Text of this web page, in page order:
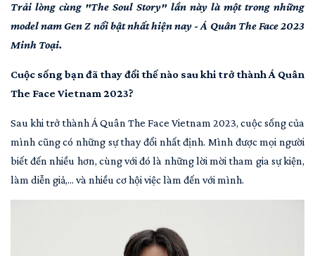
Trải lòng cùng "The Soul Story" lần này là một trong những
model nam Gen Z nổi bật nhất hiện nay - Á Quân The Face 2023
Minh Toại.
Cuộc sống bạn đã thay đổi thế nào sau khi trở thành Á Quân
The Face Vietnam 2023?
Sau khi trở thành Á Quân The Face Vietnam 2023, cuộc sống của
mình cũng có những sự thay đổi nhất định. Mình được mọi người
biết đến nhiều hơn, cùng với đó là những lời mời tham gia sự kiện,
làm diễn giả,... và nhiều cơ hội việc làm đến với mình.